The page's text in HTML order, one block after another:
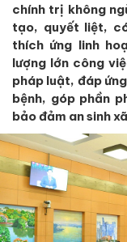
chính trị không
tạo, quyết liệt,
thích ứng linh
lượng lớn công
pháp luật, đáp
bệnh, góp phần
bảo đảm an sinh